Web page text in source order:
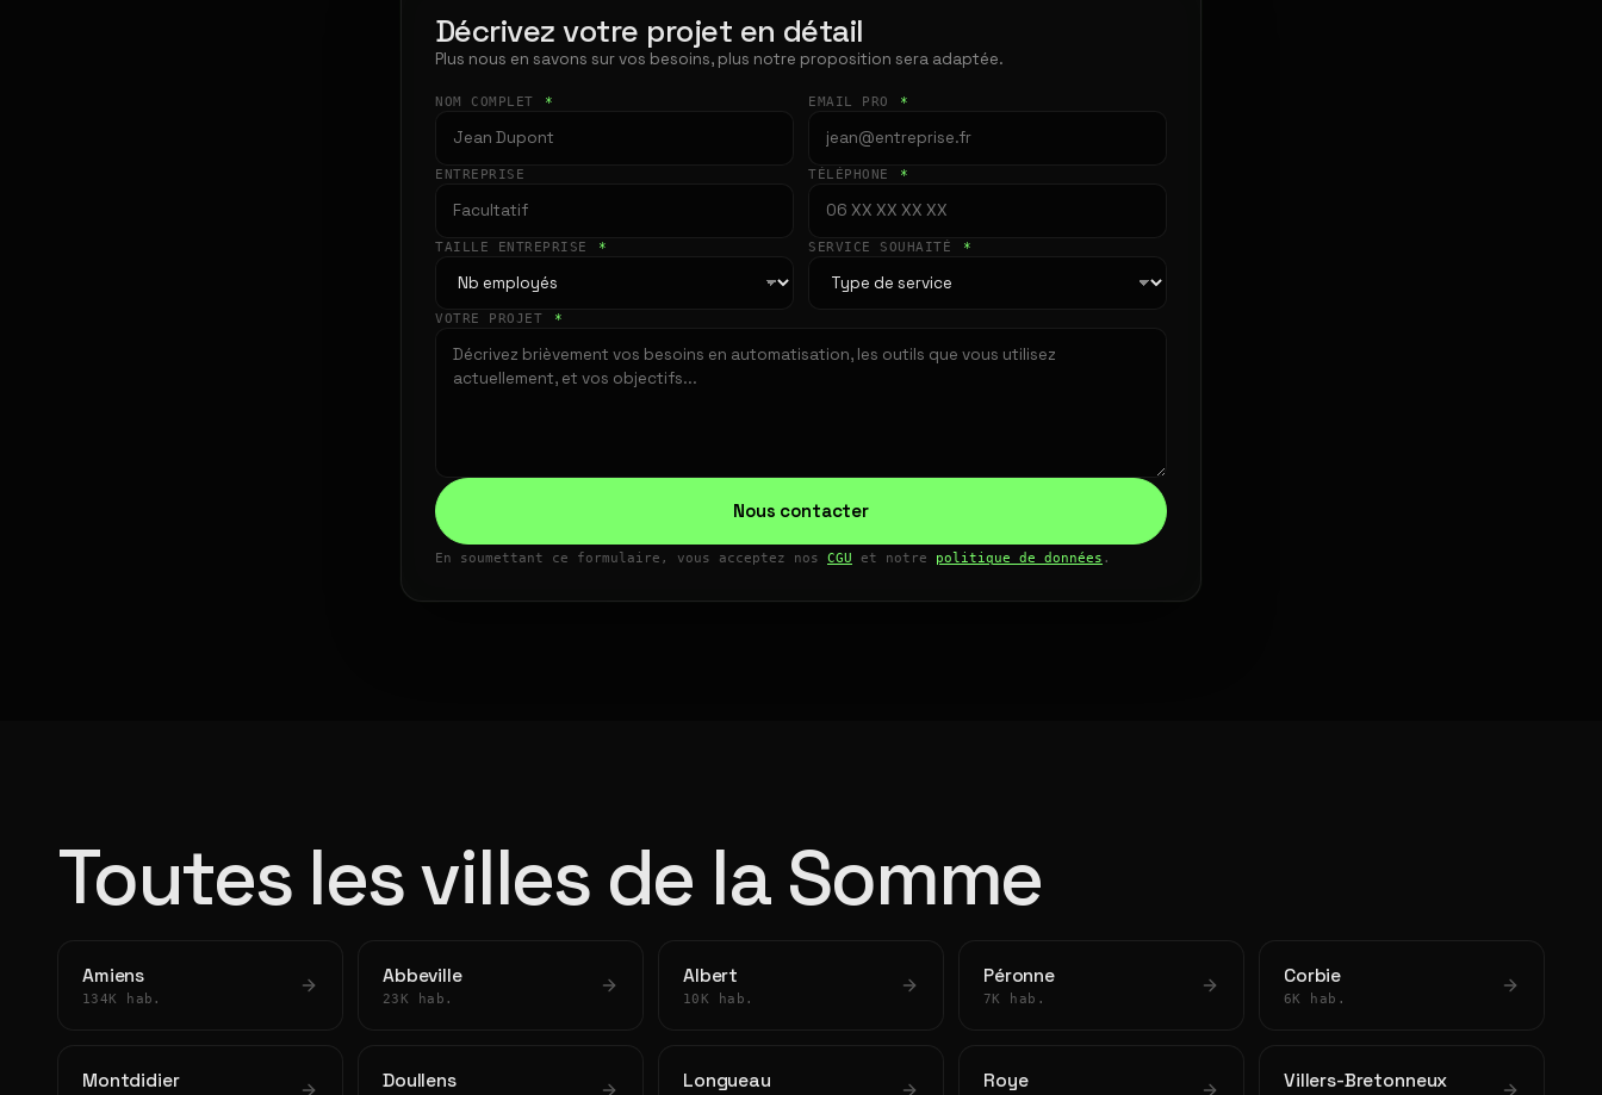
Décrivez votre projet en détail
Plus nous en savons sur vos besoins, plus notre proposition sera adaptée.
NOM COMPLET * EMAIL PRO *
ENTREPRISE TÉLÉPHONE *
TAILLE ENTREPRISE * SERVICE SOUHAITÉ *
VOTRE PROJET *
Nous contacter
En soumettant ce formulaire, vous acceptez nos CGU et notre politique de données .
Toutes les villes de la Somme
Amiens
134K hab.
Abbeville
23K hab.
Albert
10K hab.
Péronne
7K hab.
Corbie
6K hab.
Montdidier Doullens Longueau Roye Villers-Bretonneux